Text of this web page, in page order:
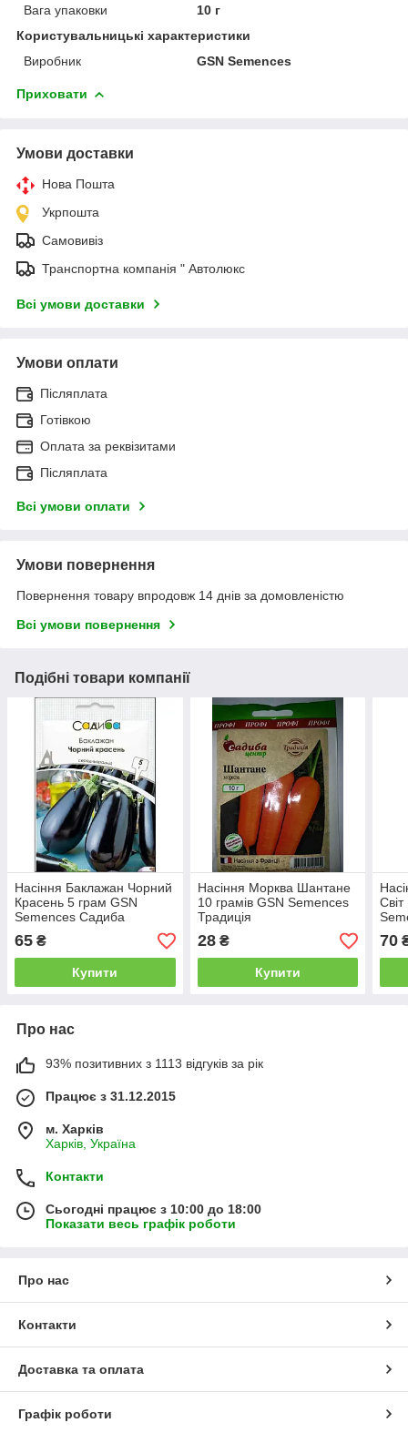
Вага упаковки
10 г
Користувальницькі характеристики
Виробник
GSN Semences
Приховати
Умови доставки
Нова Пошта
Укрпошта
Самовивіз
Транспортна компанія " Автолюкс
Всі умови доставки
Умови оплати
Післяплата
Готівкою
Оплата за реквізитами
Післяплата
Всі умови оплати
Умови повернення
Повернення товару впродовж 14 днів за домовленістю
Всі умови повернення
Подібні товари компанії
Насіння Баклажан Чорний
Красень 5 грам GSN
Semences Садиба
65 ₴
Купити
Насіння Морква Шантане
10 грамів GSN Semences
Традиція
28₴
Купити
70
Про нас
93% позитивних з 1113 відгуків за рік
Працює з 31.12.2015
м. Харків
Харків, Україна
Контакти
Сьогодні працює з 10:00 до 18:00
Показати весь графік роботи
Про нас
Контакти
Доставка та оплата
Графік роботи